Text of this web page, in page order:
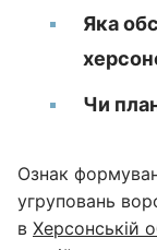
Яка
Чи
Ознак
угруповань
в Херсонській